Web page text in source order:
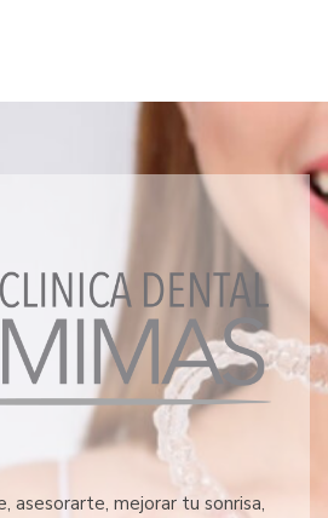
asesorarte, mejorar tu sonrisa,